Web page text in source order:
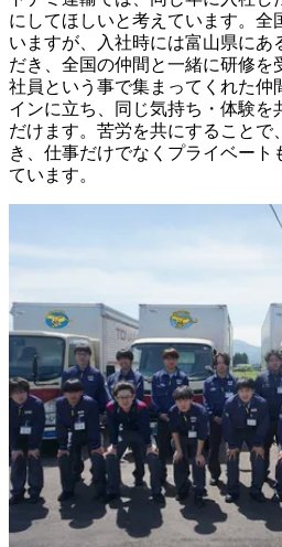
にしてほしいと考えています。全
いますが、入社時には富山県にあ
だき、全国の仲間と一緒に研修を
社員という事で集まってくれた仲
インに立ち、同じ気持ち・体験を
だけます。苦労を共にすることで
き、仕事だけでなくプライベート
ています。